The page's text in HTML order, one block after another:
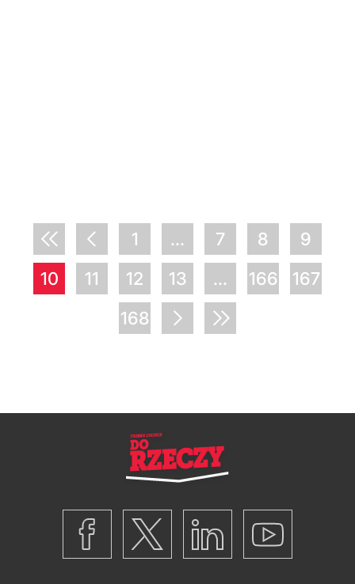
1 ... 7 8
9
10
11 12 13 ... 166
167
168